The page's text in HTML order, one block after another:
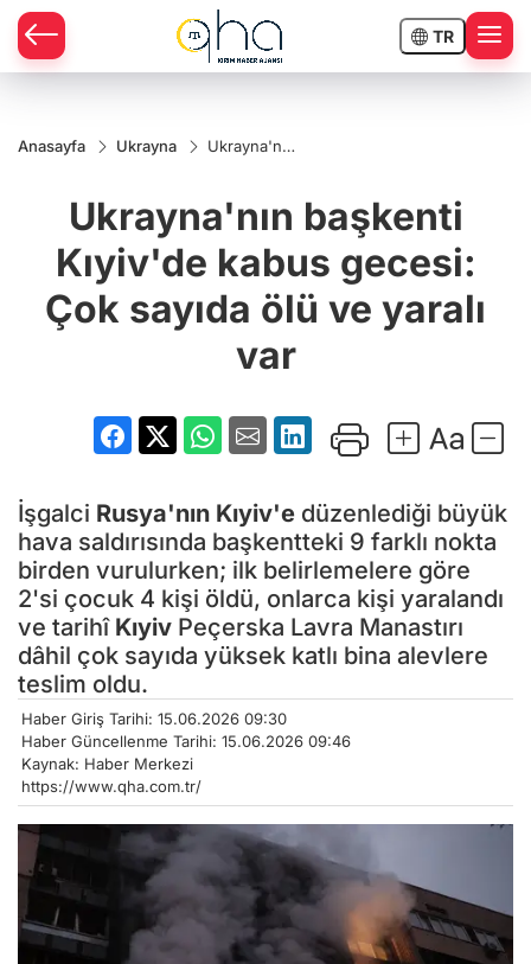
TR
Anasayfa Ukrayna
Ukrayna'nın
kabus
gecesi: Çok
ve yaralı var
Ukrayna'nın başkenti
Kıyiv'de kabus gecesi:
Çok sayıda ölü ve yaralı
var
İşgalci Rusya'nın Kıyiv'e düzenlediği büyük
hava saldırısında başkentteki 9 farklı nokta
birden vurulurken; ilk belirlemelere göre
2'si çocuk 4 kişi öldü, onlarca kişi yaralandı
ve tarihî Kıyiv Peçerska Lavra Manastırı
dâhil çok sayıda yüksek katlı bina alevlere
teslim oldu.
Haber Giriş Tarihi: 15.06.2026 09:30
Haber Güncellenme Tarihi: 15.06.2026 09:46
Kaynak: Haber Merkezi
https://www.qha.com.tr/